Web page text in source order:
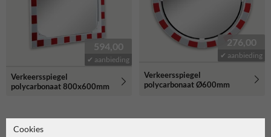
594,00
✔ aanbieding
Verkeersspiegel
polycarbonaat 800x600mm
276,00
✔ aanbieding
Verkeersspiegel
polycarbonaat Ø600mm
Gerelateerde producten
Cookies